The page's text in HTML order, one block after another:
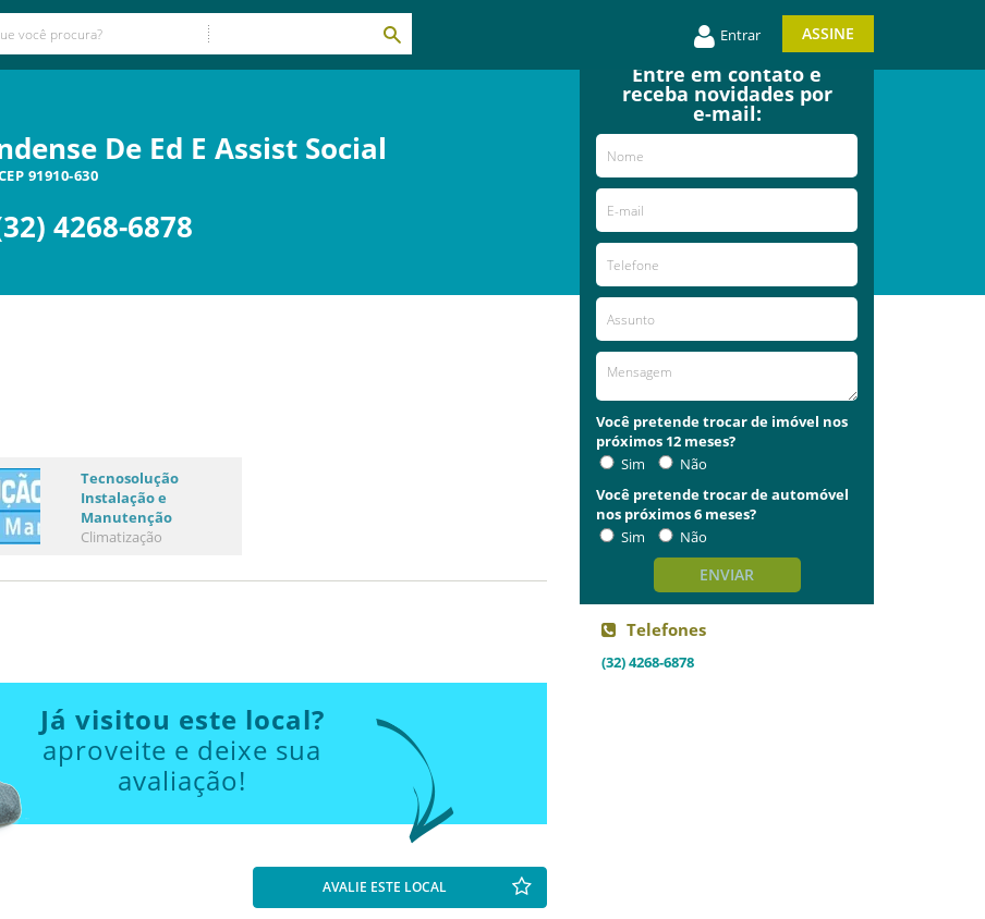
Entrar ASSINE
De Ed E Assist Social
91910-630
4268-6878
Tecnosolução
Instalação e
Manutenção
Climatização
Já visitou este local?
aproveite e deixe sua
avaliação!
AVALIE ESTE LOCAL
Entre em contato e
receba novidades por
e-mail:
Você pretende trocar de imóvel nos
próximos 12 meses?
Sim
Não
Você pretende trocar de automóvel
nos próximos 6 meses?
Sim
Não
ENVIAR
Telefones
(32) 4268-6878